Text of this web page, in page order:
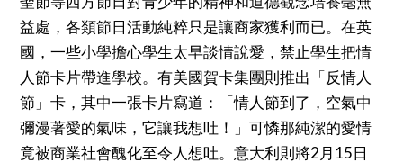
益處，各類節日活動純粹只是讓商家獲利而已。在英
國，一些小學擔心學生太早談情說愛，禁止學生把情
人節卡片帶進學校。有美國賀卡集團則推出「反情人
節」卡，其中一張卡片寫道：「情人節到了，空氣中
彌漫著愛的氣味，它讓我想吐！」可憐那純潔的愛情
竟被商業社會醜化至令人想吐。意大利則將2月15日